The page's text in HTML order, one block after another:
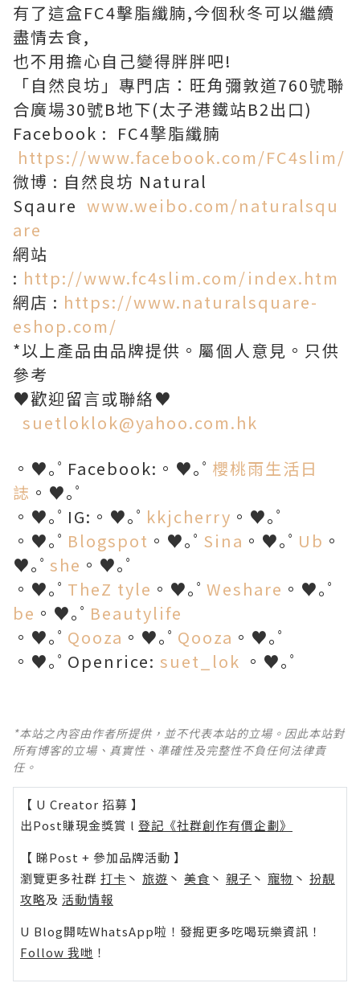
有了這盒FC4擊脂纖腩,今個秋冬可以繼續
盡情去食,
也不用擔心自己變得胖胖吧!
「自然良坊」專門店：旺角彌敦道760號聯
合廣場30號B地下(太子港鐵站B2出口)
Facebook : FC4撃脂纖腩
https://www.facebook.com/FC4slim/
微博 : 自然良坊 Natural
Sqaure www.weibo.com/naturalsqu
are
網站
: http://www.fc4slim.com/index.htm
網店 : https://www.naturalsquare-
eshop.com/
*以上產品由品牌提供。屬個人意見。只供
參考
♥歡迎留言或聯絡♥
suetloklok@yahoo.com.hk
。♥｡ﾟFacebook:。♥｡ﾟ 櫻桃雨生活日
誌 。♥｡ﾟ
。♥｡ﾟIG:。♥｡ﾟ kkjcherry 。♥｡ﾟ
。♥｡ﾟ Blogspot 。♥｡ﾟ Sina 。♥｡ﾟ Ub 。
♥｡ﾟ she 。♥｡ﾟ
。♥｡ﾟ TheZ tyle 。♥｡ﾟ Weshare 。♥｡ﾟ
be 。♥｡ﾟ Beautylife
。♥｡ﾟ Qooza 。♥｡ﾟ Qooza 。♥｡ﾟ
。♥｡ﾟOpenrice: suet_lok 。♥｡ﾟ
*本站之內容由作者所提供，並不代表本站的立場。因此本站對
所有博客的立場、真實性、準確性及完整性不負任何法律責
任。
【 U Creator 招募 】
出Post賺現金獎賞 l 登記《社群創作有價企劃》
【 睇Post + 參加品牌活動 】
瀏覽更多社群 打卡 丶 旅遊 丶 美食 丶 親子 丶 寵物 丶 扮靚
攻略及 活動情報
U Blog開咗WhatsApp啦！發掘更多吃喝玩樂資訊！
Follow 我哋 ！